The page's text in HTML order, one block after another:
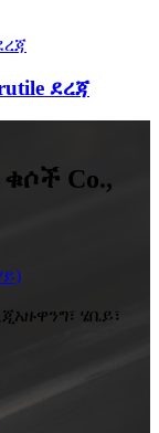
ደረጃ
ቁሶች Co.,
ሄቤይ፣